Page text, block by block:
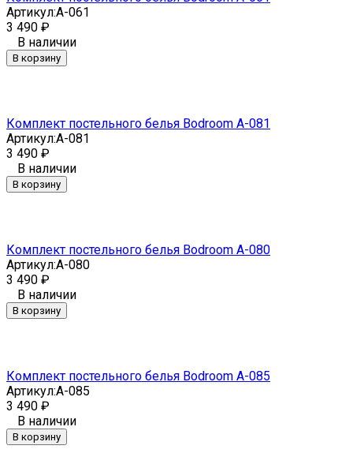
Артикул:A-061
3 490 ₽
В наличии
В корзину
Комплект постельного белья Bodroom A-081
Артикул:A-081
3 490 ₽
В наличии
В корзину
Комплект постельного белья Bodroom A-080
Артикул:A-080
3 490 ₽
В наличии
В корзину
Комплект постельного белья Bodroom A-085
Артикул:A-085
3 490 ₽
В наличии
В корзину